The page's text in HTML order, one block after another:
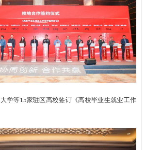
学等15家驻区高校签订《高校毕业生就业工作